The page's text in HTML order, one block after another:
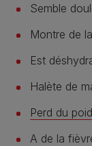
Semble
Montre de
Est
Halète de
Perd du
A de la